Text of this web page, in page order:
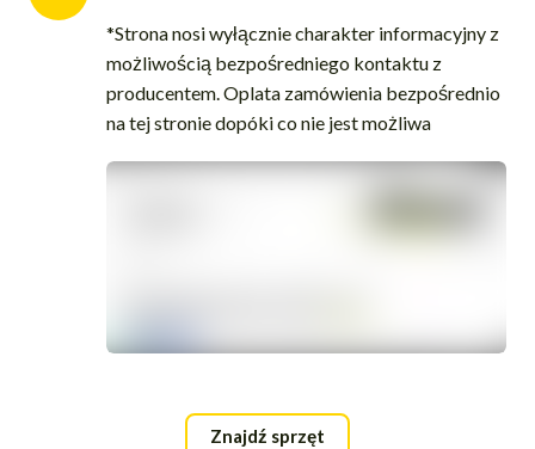
*Strona nosi wyłącznie charakter informacyjny z
możliwością bezpośredniego kontaktu z
producentem. Oplata zamówienia bezpośrednio
na tej stronie dopóki co nie jest możliwa
Znajdź sprzęt